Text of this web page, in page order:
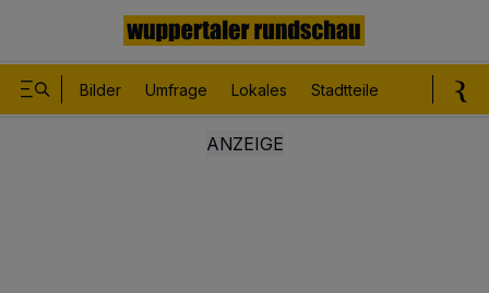
Bilder Umfrage Lokales Stadtteile